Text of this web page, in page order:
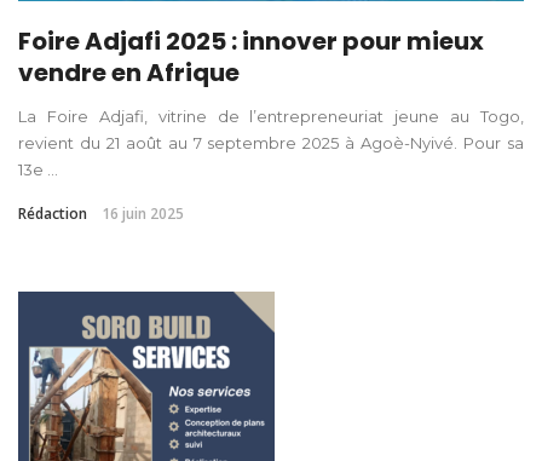
Foire Adjafi 2025 : innover pour mieux
vendre en Afrique
La Foire Adjafi, vitrine de l’entrepreneuriat jeune au Togo,
revient du 21 août au 7 septembre 2025 à Agoè-Nyivé. Pour sa
13e ...
Rédaction 16 juin 2025